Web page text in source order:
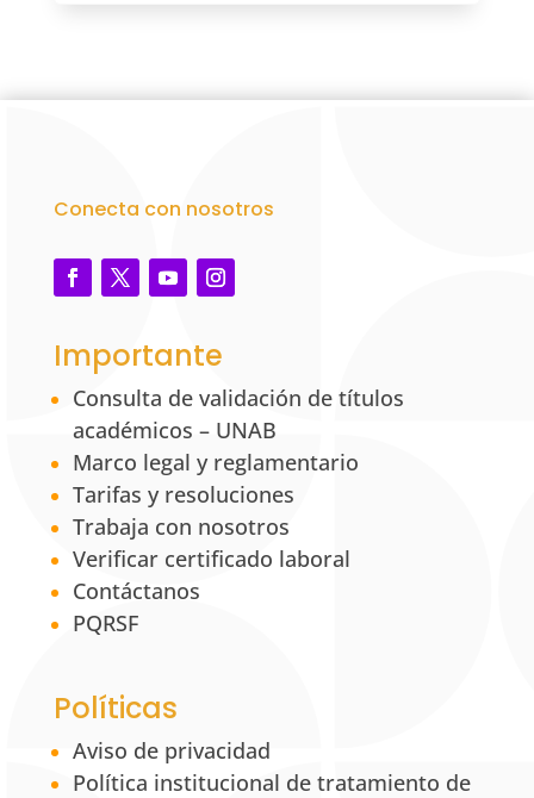
Conecta con nosotros
Importante
Consulta de validación de títulos
académicos – UNAB
Marco legal y reglamentario
Tarifas y resoluciones
Trabaja con nosotros
Verificar certificado laboral
Contáctanos
PQRSF
Políticas
Aviso de privacidad
Política institucional de tratamiento de